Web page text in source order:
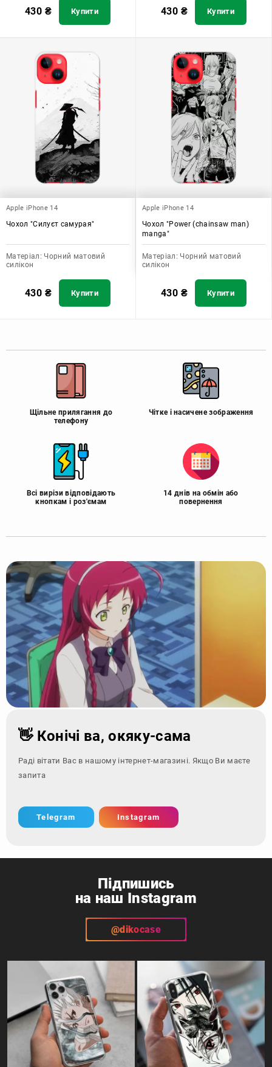
430 ₴ Купити 430 ₴ Купити
Apple iPhone 14
Чохол "Силуєт самурая"
Матеріал: Чорний матовий
силікон
430 ₴ Купити
Apple iPhone 14
Чохол "Power (chainsaw man)
manga"
Матеріал: Чорний матовий
силікон
430 ₴ Купити
Щільне прилягання до
телефону
Чітке і насичене зображення
Всі вирізи відповідають
кнопкам і роз'ємам
14 днів на обмін або
повернення
👋 Конічі ва, окяку-сама
Раді вітати Вас в нашому інтернет-магазині. Якщо Ви маєте
запитання - зверн
Telegram Instagram
Підпишись
на наш Instagram
@dikocase